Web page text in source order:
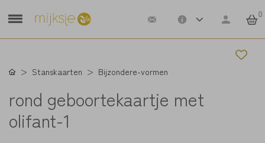
0
Stanskaarten Bijzondere-vormen
rond geboortekaartje met
olifant-1